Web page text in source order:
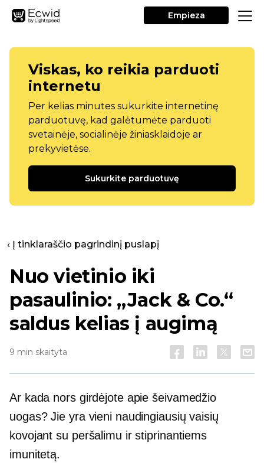
Empieza
Viskas, ko reikia parduoti
internetu
Per kelias minutes sukurkite internetinę
parduotuvę, kad galėtumėte parduoti
svetainėje, socialinėje žiniasklaidoje ar
prekyvietėse.
Sukurkite parduotuvę
‹ Į tinklaraščio pagrindinį puslapį
Nuo vietinio iki
pasaulinio: „Jack & Co.“
saldus kelias į augimą
9 min skaityta
Ar kada nors girdėjote apie šeivamedžio
uogas? Jie yra vieni naudingiausių vaisių
kovojant su peršalimu ir stiprinantiems
imunitetą.